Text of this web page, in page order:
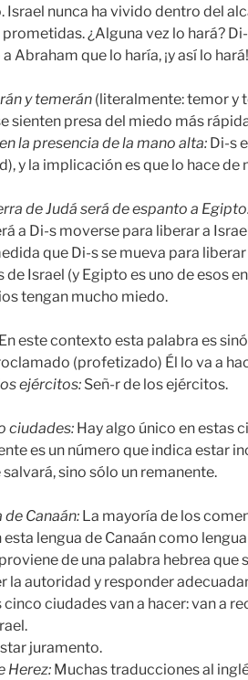
Israel nunca ha vivido dentro del
¿Alguna vez lo hará?
Abraham que lo haría, ¡y así lo hará!
y temerán (literalmente: temor y
sienten presa del miedo más
la presencia de la mano alta: Di-s
y la implicación es que lo hace de
de Judá será de espanto a
a Di-s moverse para liberar a
que Di-s se mueva para
de Israel (y Egipto es uno de esos
tengan mucho miedo.
En este contexto esta palabra es
(profetizado) Él lo va a
ejércitos: Señ-r de los ejércitos.
ciudades: Hay algo único en estas
es un número que indica estar
salvará, sino sólo un remanente.
de Canaán: La mayoría de los
lengua de Canaán como
proviene de una palabra hebrea que
la autoridad y responder
cinco ciudades van a hacer: van a
juramento.
Herez: Muchas traducciones al